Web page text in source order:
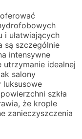
i ułatwiających
są szczególnie
intensywne
idealnej
salony
luksusowe
szkła
że krople
zanieczyszczenia